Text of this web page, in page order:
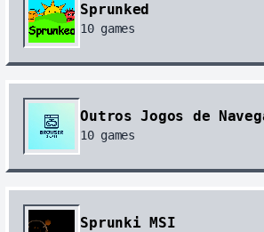
Sprunked
10games
Outros Jogos de
10games
Sprunki MSI